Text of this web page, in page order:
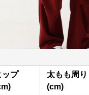
ップ
太もも周り
(cm)